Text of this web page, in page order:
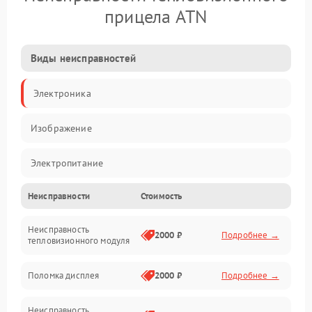
прицела ATN
Виды неисправностей
Электроника
Изображение
Электропитание
Измерения
Матрица
Неисправности Стоимость
Неисправность
тепловизионного модуля
2000 ₽ Подробнее →
Поломка дисплея 2000 ₽ Подробнее →